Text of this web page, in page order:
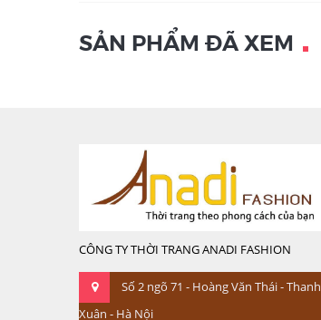
SẢN PHẨM ĐÃ XEM
CÔNG TY THỜI TRANG ANADI FASHION
Số 2 ngõ 71 - Hoàng Văn Thái - Thanh
Xuân - Hà Nội